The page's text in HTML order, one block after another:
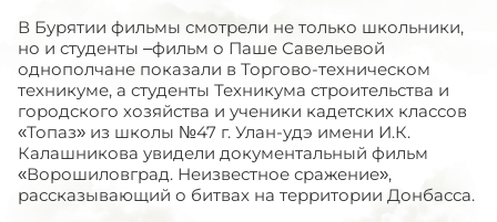
В Бурятии фильмы смотрели не только школьники,
но и студенты –фильм о Паше Савельевой
однополчане показали в Торгово-техническом
техникуме, а студенты Техникума строительства и
городского хозяйства и ученики кадетских классов
«Топаз» из школы №47 г. Улан-удэ имени И.К.
Калашникова увидели документальный фильм
«Ворошиловград. Неизвестное сражение»,
рассказывающий о битвах на территории Донбасса.